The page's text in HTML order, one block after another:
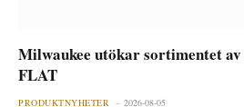
Milwaukee utökar sortimentet
FLAT
PRODUKTNYHETER 2026-08-05